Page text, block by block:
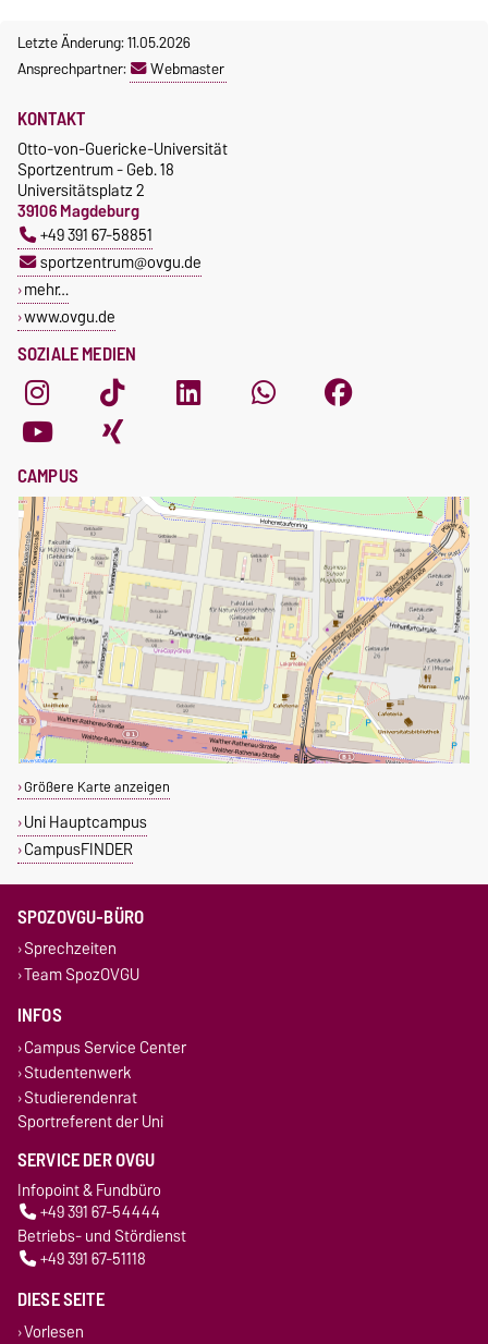
Letzte Änderung: 11.05.2026
Ansprechpartner:
Webmaster
SOZIALE MEDIEN
KONTAKT
Otto-von-Guericke-Universität
Sportzentrum - Geb. 18
Universitätsplatz 2
39106 Magdeburg
+49 391 67-58851
sportzentrum@ovgu.de
mehr…
www.ovgu.de
CAMPUS
Größere Karte anzeigen
Uni Hauptcampus
CampusFINDER
SPOZOVGU-BÜRO
Sprechzeiten
Team SpozOVGU
INFOS
Campus Service Center
Studentenwerk
Studierendenrat
Sportreferent der Uni
SERVICE DER OVGU
Infopoint & Fundbüro
+49 391 67-54444
Betriebs- und Stördienst
+49 391 67-51118
DIESE SEITE
Vorlesen